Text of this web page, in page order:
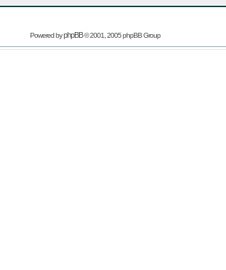
Powered byphpBB© 2001, 2005 phpBB Group